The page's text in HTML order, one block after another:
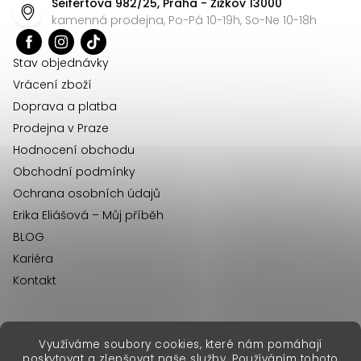
Využíváme soubory cookies, které nám pomáhají
kamenná prodejna, Po-Pá 10-19h, So-Ne 10-18h
Stav objednávky
Vrácení zboží
Doprava a platba
Prodejna v Praze
Hodnocení obchodu
Obchodní podmínky
Ochrana osobních údajů
Erika Eliášová – Můj příběh
BLOG
Kariéra
Kontakt
erikafashion.sk